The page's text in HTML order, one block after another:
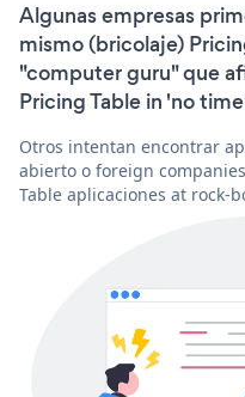
Algunas empresas
mismo (bricolaje)
"computer guru" que
Pricing Table in 'no
Otros intentan encontrar
abierto o foreign
Table aplicaciones at rock-